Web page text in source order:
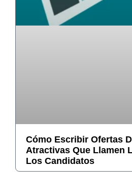
Cómo Escribir Ofertas
Atractivas Que Llamen
Los Candidatos